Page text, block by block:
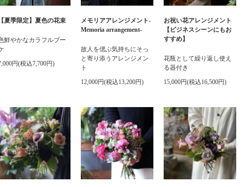
【夏季限定】夏色の花束
鮮やかなカラフルブー
円(税込7,700円)
メモリアアレンジメント-
Memoria arrangement-
故人を偲ぶ気持ちにそっ
と寄り添うアレンジメン
ト
12,000円(税込13,200円)
お祝い花アレンジメント
【ビジネスシーンにもお
すすめ】
花瓶として繰り返し使え
る器付き
15,000円(税込16,500円)